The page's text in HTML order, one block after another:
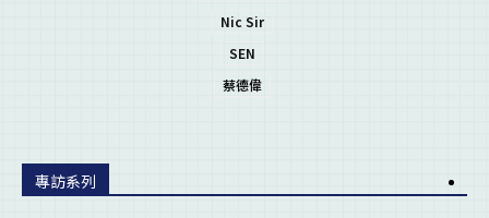
Nic Sir
SEN
蔡德偉
專訪系列